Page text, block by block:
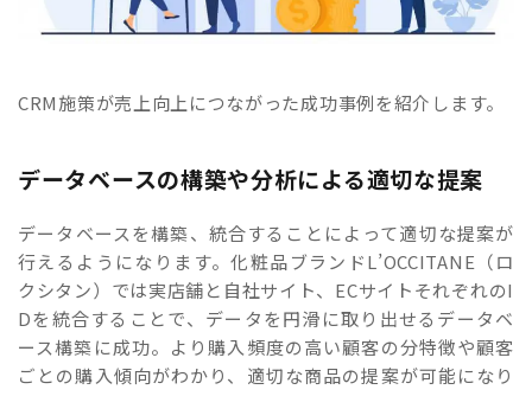
CRM施策が売上向上につながった成功事例を紹介します。
データベースの構築や分析による適切な提案
データベースを構築、統合することによって適切な提案が
行えるようになります。化粧品ブランドL’OCCITANE（ロ
クシタン）では実店舗と自社サイト、ECサイトそれぞれのI
Dを統合することで、データを円滑に取り出せるデータベ
ース構築に成功。より購入頻度の高い顧客の分特徴や顧客
ごとの購入傾向がわかり、適切な商品の提案が可能になり